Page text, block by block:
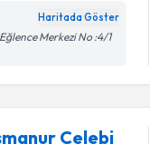
Haritada Göster
Merkezi No :4/1
Çelebi